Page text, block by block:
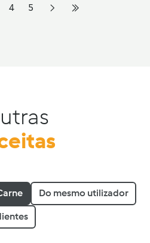
4 5
Do mesmo utilizador